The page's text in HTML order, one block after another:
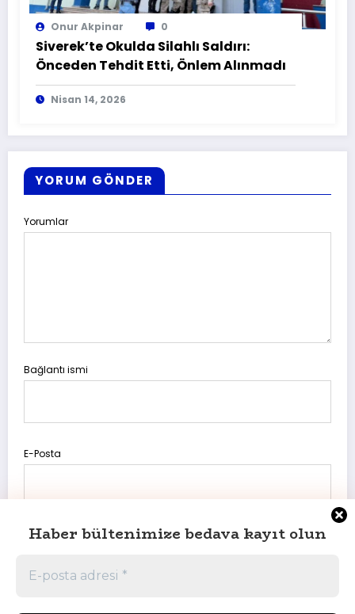
Haber bültenimize bedava kayıt olun
Onur Akpinar 0
Siverek’te Okulda Silahlı Saldırı:
Önceden Tehdit Etti, Önlem Alınmadı
Nisan 14, 2026
YORUM GÖNDER
Yorumlar
Bağlantı ismi
E-Posta